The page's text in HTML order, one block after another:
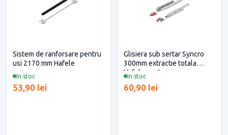
In stoc
Sistem de ranforsare pentru
usi 2170 mm Hafele
53,90 lei
In stoc
Glisiera sub sertar Syncro
300mm extractie totala
Hafele pentru casa si
60,90 lei